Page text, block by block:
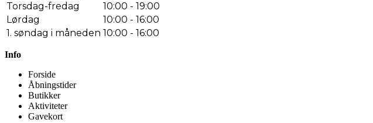
Torsdag-fredag
10:00 - 19:00
Lørdag
10:00 - 16:00
1. søndag i måneden 10:00 - 16:00
Info
Forside
Åbningstider
Butikker
Aktiviteter
Gavekort